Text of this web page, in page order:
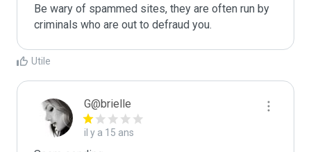
Be wary of spammed sites, they are often run by
criminals who are out to defraud you.
Utile
G@brielle
il y a 15 ans